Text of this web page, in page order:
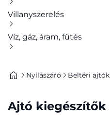
Villanyszerelés
Víz, gáz, áram, fűtés
Nyílászáró Beltéri ajtók
Ajtó kiegészítők